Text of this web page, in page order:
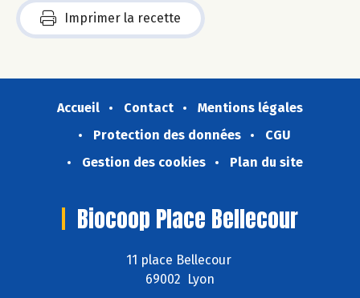
Imprimer la recette
Accueil Contact
Mentions légales
Protection des données
CGU
Gestion des cookies
Plan du site
Biocoop Place Bellecour
11 place Bellecour
69002 Lyon